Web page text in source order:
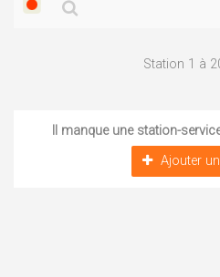
Station 1 à
Il manque une station-
Ajouter